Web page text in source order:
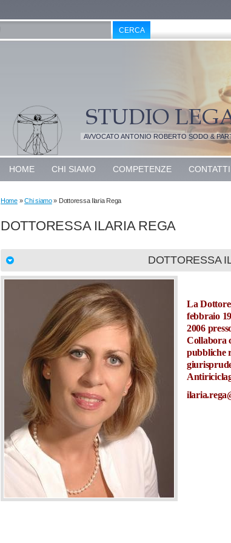
AVVOCATO ANTONIO ROBERTO SODO &
HOME CHI SIAMO COMPETENZE CONTATTI
Home»Chi siamo» Dottoressa Ilaria Rega
DOTTORESSA ILARIA REGA
DOTTORESSA
La
febbraio
2006
Collabora
pubbliche